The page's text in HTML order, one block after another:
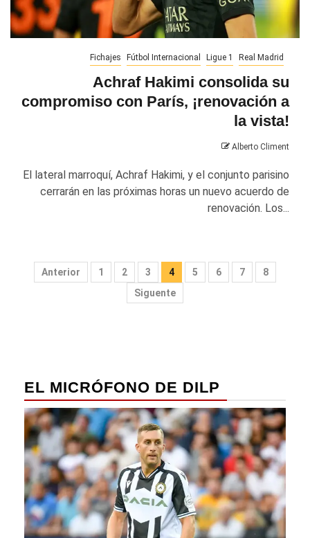
Fichajes Fútbol Internacional Ligue 1 Real Madrid
Achraf Hakimi consolida su
compromiso con París, ¡renovación a
la vista!
Alberto Climent
El lateral marroquí, Achraf Hakimi, y el conjunto parisino
cerrarán en las próximas horas un nuevo acuerdo de
renovación. Los...
Paginación
Anterior 1 2 3 4 5 6 7
8
Siguente
EL MICRÓFONO DE DILP